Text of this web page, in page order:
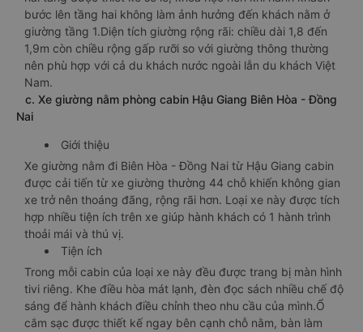
bước lên tầng hai không làm ảnh hưởng đến khách nằm ở
giường tầng 1.Diện tích giường rộng rãi: chiều dài 1,8 đến
1,9m còn chiều rộng gấp rưỡi so với giường thông thường
nên phù hợp với cả du khách nước ngoài lẫn du khách Việt
Nam.
c. Xe giường nằm phòng cabin Hậu Giang Biên Hòa - Đồng
Nai
Giới thiệu
Xe giường nằm đi Biên Hòa - Đồng Nai từ Hậu Giang cabin
được cải tiến từ xe giường thường 44 chỗ khiến không gian
xe trở nên thoáng đãng, rộng rãi hơn. Loại xe này được tích
hợp nhiều tiện ích trên xe giúp hành khách có 1 hành trình
thoải mái và thú vị.
Tiện ích
Trong mỗi cabin của loại xe này đều được trang bị màn hình
tivi riêng. Khe điều hòa mát lạnh, đèn đọc sách nhiều chế độ
sáng để hành khách điều chỉnh theo nhu cầu của mình.Ổ
cắm sạc được thiết kế ngay bên cạnh chỗ nằm, bàn làm